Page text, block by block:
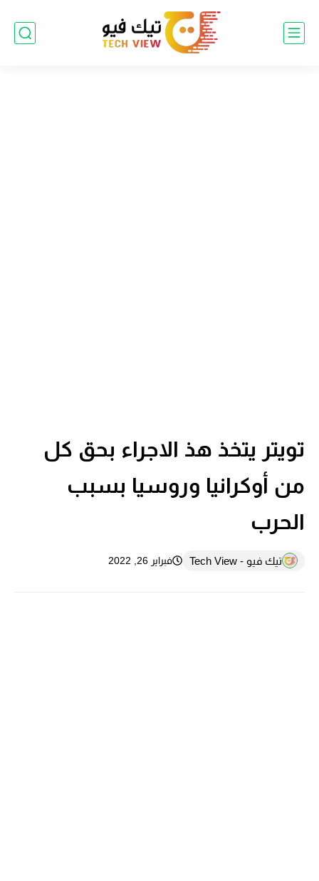
تويتر يتخذ هذ الاجراء بحق كل
من أوكرانيا وروسيا بسبب
الحرب
تيك فيو - Tech View فبراير 26, 2022